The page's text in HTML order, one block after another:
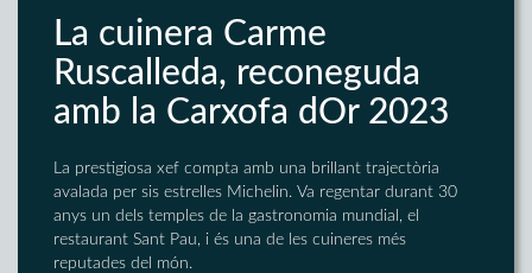
La cuinera Carme
Ruscalleda, reconeguda
amb la Carxofa dOr 2023
La prestigiosa xef compta amb una brillant trajectòria
avalada per sis estrelles Michelin. Va regentar durant 30
anys un dels temples de la gastronomia mundial, el
restaurant Sant Pau, i és una de les cuineres més
reputades del món.